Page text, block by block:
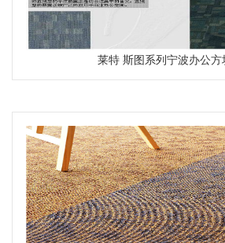
莱特 斯图系列宁波办公方
CM-F系列